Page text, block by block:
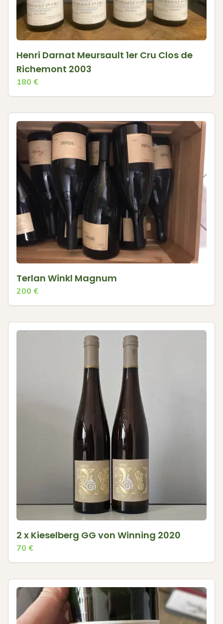
Henri Darnat Meursault 1er Cru Clos de
Richemont 2003
180 €
Terlan Winkl Magnum
200 €
2 x Kieselberg GG von Winning 2020
70 €